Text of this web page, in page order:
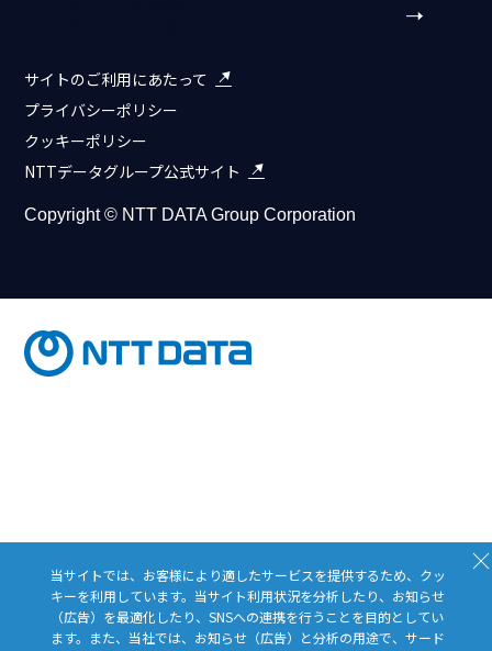
サイトのご利用にあたって
プライバシーポリシー
クッキーポリシー
NTTデータグループ公式サイト
Copyright © NTT DATA Group Corporation
当サイトでは、お客様により適したサービスを提供するため、クッ
キーを利用しています。当サイト利用状況を分析したり、お知らせ
（広告）を最適化したり、SNSへの連携を行うことを目的としてい
ます。また、当社では、お知らせ（広告）と分析の用途で、サード